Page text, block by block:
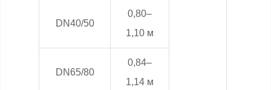
DN40/50
0,80–
1,10 м
DN65/80
0,84–
1,14 м